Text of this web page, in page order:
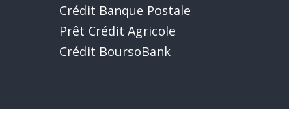
Crédit Banque Postale
Prêt Crédit Agricole
Crédit BoursoBank